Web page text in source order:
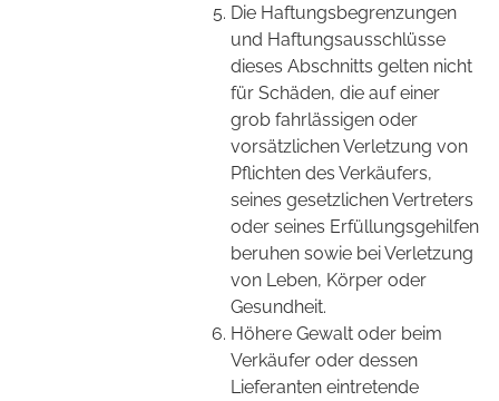
Die Haftungsbegrenzungen
und Haftungsausschlüsse
dieses Abschnitts gelten nicht
für Schäden, die auf einer
grob fahrlässigen oder
vorsätzlichen Verletzung von
Pflichten des Verkäufers,
seines gesetzlichen Vertreters
oder seines Erfüllungsgehilfen
beruhen sowie bei Verletzung
von Leben, Körper oder
Gesundheit.
Höhere Gewalt oder beim
Verkäufer oder dessen
Lieferanten eintretende